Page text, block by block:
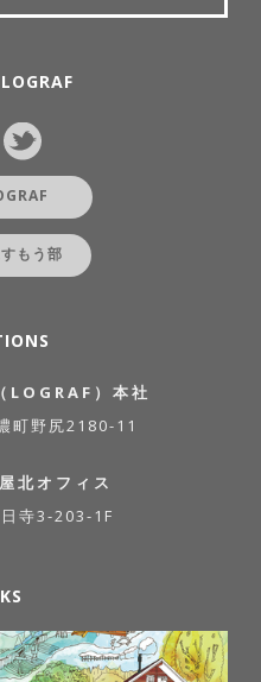
もう部
LOGRAF）本社
町野尻2180-11
北オフィス
寺3-203-1F